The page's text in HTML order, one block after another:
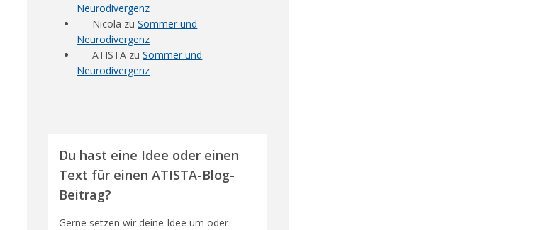
Neurodivergenz
Nicola zuSommer und
Neurodivergenz
ATISTA zuSommer und
Neurodivergenz
Du hast eine Idee oder einen
Text für einen ATISTA-Blog-
Beitrag?
Gerne setzen wir deine Idee um oder